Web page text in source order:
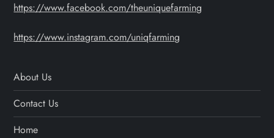
https://www.facebook.com/theuniquefarming
https://www.instagram.com/uniqfarming
About Us
Contact Us
Home